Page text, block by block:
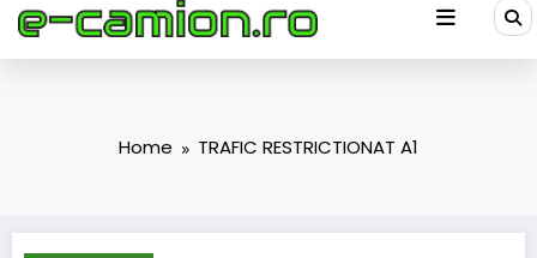
Home TRAFIC RESTRICTIONAT A1